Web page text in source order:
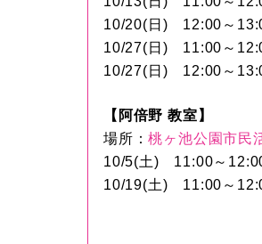
10/20(日) 12:00～
10/27(日) 11:00～
10/27(日) 12:00～
【阿倍野 教室】
場所：桃ヶ池公園市民
10/5(土) 11:00～12:00
10/19(土) 11:00～